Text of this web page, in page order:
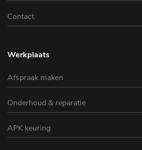
Contact
Werkplaats
Afspraak maken
Onderhoud & reparatie
APK keuring